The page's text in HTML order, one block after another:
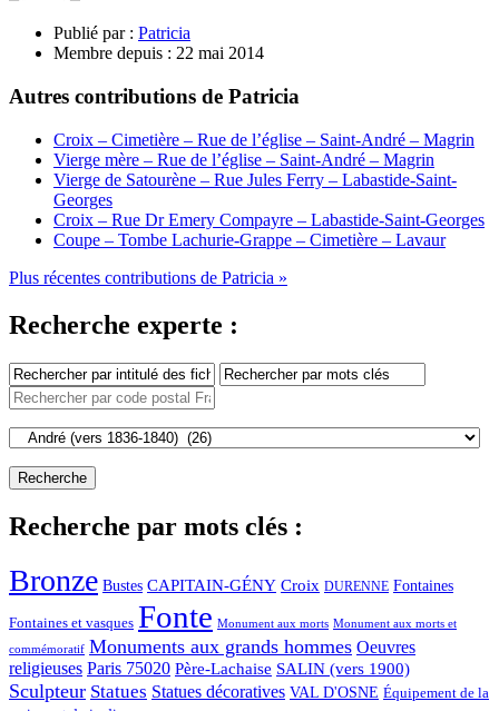
Publié par : Patricia
Membre depuis : 22 mai 2014
Autres contributions de Patricia
Croix – Cimetière – Rue de l’église – Saint-André – Magrin
Vierge mère – Rue de l’église – Saint-André – Magrin
Vierge de Satourène – Rue Jules Ferry – Labastide-Saint-
Georges
Croix – Rue Dr Emery Compayre – Labastide-Saint-Georges
Coupe – Tombe Lachurie-Grappe – Cimetière – Lavaur
Plus récentes contributions de Patricia »
Recherche experte :
Recherche par mots clés :
Bronze Bustes CAPITAIN-GÉNY Croix DURENNE Fontaines
Fontaines et vasques Fonte Monument aux morts Monument aux morts et
commémoratif Monuments aux grands hommes Oeuvres
religieuses Paris 75020 Père-Lachaise SALIN (vers 1900)
Sculpteur Statues Statues décoratives VAL D'OSNE Équipement de la